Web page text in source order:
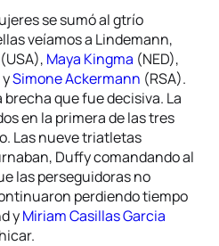
se sumó al gtrío
veíamos a Lindemann,
(USA), Maya Kingma (NED),
Simone Ackermann (RSA).
que fue decisiva. La
en la primera de las tres
Las nueve triatletas
Duffy comandando al
las perseguidoras no
perdiendo tiempo
yMiriam Casillas Garcia